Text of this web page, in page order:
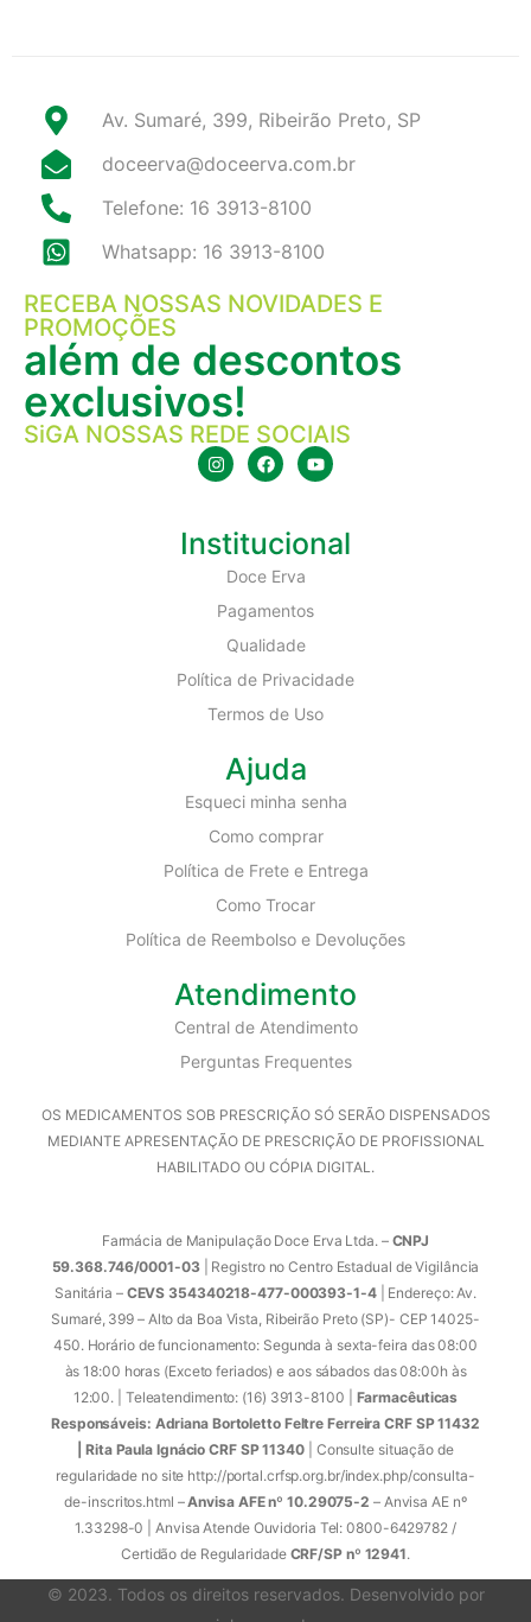
Av. Sumaré, 399, Ribeirão Preto, SP
doceerva@doceerva.com.br
Telefone: 16 3913-8100
Whatsapp: 16 3913-8100
RECEBA NOSSAS NOVIDADES E
PROMOÇÕES
além de descontos
exclusivos!
SiGA NOSSAS REDE SOCIAIS
Institucional
Doce Erva
Pagamentos
Qualidade
Política de Privacidade
Termos de Uso
Ajuda
Esqueci minha senha
Como comprar
Política de Frete e Entrega
Como Trocar
Política de Reembolso e Devoluções
Atendimento
Central de Atendimento
Perguntas Frequentes
OS MEDICAMENTOS SOB PRESCRIÇÃO SÓ SERÃO DISPENSADOS
MEDIANTE APRESENTAÇÃO DE PRESCRIÇÃO DE PROFISSIONAL
HABILITADO OU CÓPIA DIGITAL.
Farmácia de Manipulação Doce Erva Ltda. – CNPJ
59.368.746/0001-03| Registro no Centro Estadual de Vigilância
Sanitária –CEVS 354340218-477-000393-1-4| Endereço: Av.
Sumaré, 399 – Alto da Boa Vista, Ribeirão Preto (SP)- CEP 14025-
450. Horário de funcionamento: Segunda à sexta-feira das 08:00
às 18:00 horas (Exceto feriados) e aos sábados das 08:00h às
12:00. | Teleatendimento: (16) 3913-8100 | Farmacêuticas
Responsáveis: Adriana Bortoletto Feltre Ferreira CRF SP 11432
| Rita Paula Ignácio CRF SP 11340 | Consulte situação de
regularidade no site http://portal.crfsp.org.br/index.php/consulta-
de-inscritos.html –Anvisa AFE nº 10.29075-2 – Anvisa AE nº
1.33298-0 | Anvisa Atende Ouvidoria Tel: 0800-6429782 /
Certidão de Regularidade CRF/SP nº 12941.
© 2023. Todos os direitos reservados. Desenvolvido por